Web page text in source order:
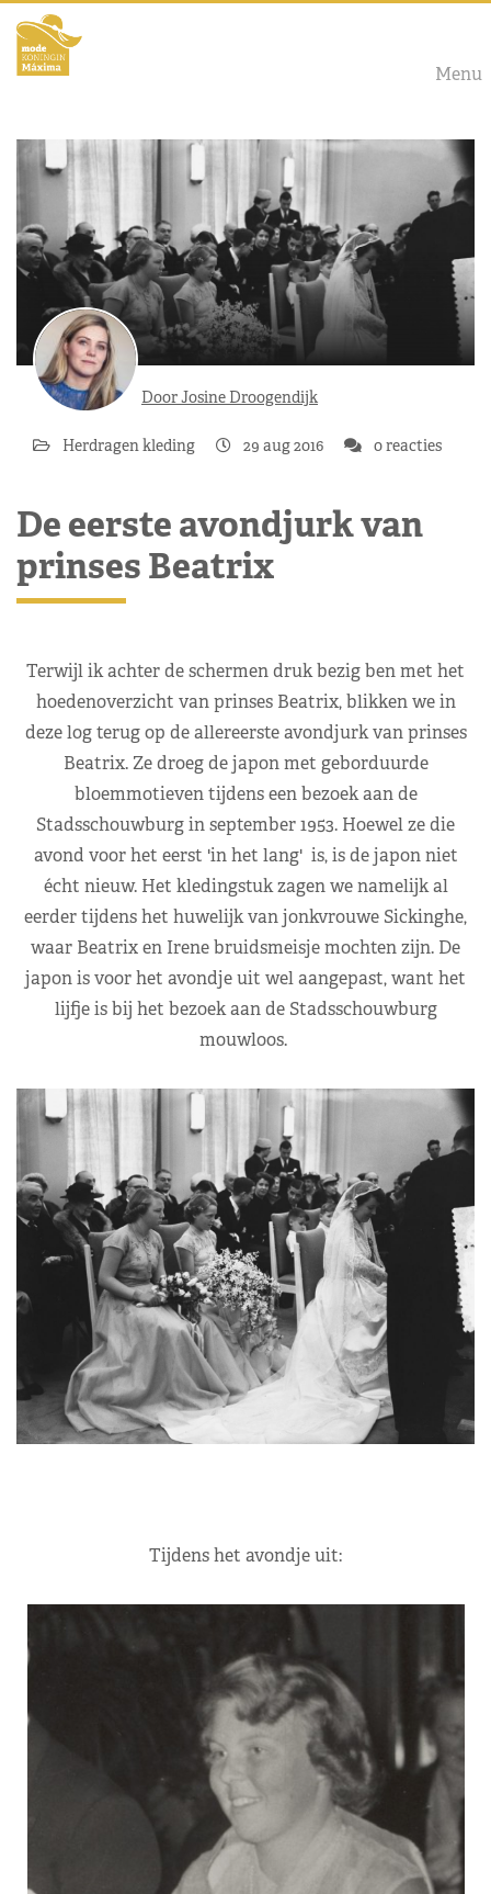
Menu
Door Josine Droogendijk
Herdragen kleding 29 aug 2016 0 reacties
De eerste avondjurk van
prinses Beatrix
Terwijl ik achter de schermen druk bezig ben met het
hoedenoverzicht van prinses Beatrix, blikken we in
deze log terug op de allereerste avondjurk van prinses
Beatrix. Ze droeg de japon met geborduurde
bloemmotieven tijdens een bezoek aan de
Stadsschouwburg in september 1953. Hoewel ze die
avond voor het eerst 'in het lang' is, is de japon niet
écht nieuw. Het kledingstuk zagen we namelijk al
eerder tijdens het huwelijk van jonkvrouwe Sickinghe,
waar Beatrix en Irene bruidsmeisje mochten zijn. De
japon is voor het avondje uit wel aangepast, want het
lijfje is bij het bezoek aan de Stadsschouwburg
mouwloos.
Tijdens het avondje uit: